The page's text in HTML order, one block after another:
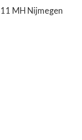
MH Nijmegen